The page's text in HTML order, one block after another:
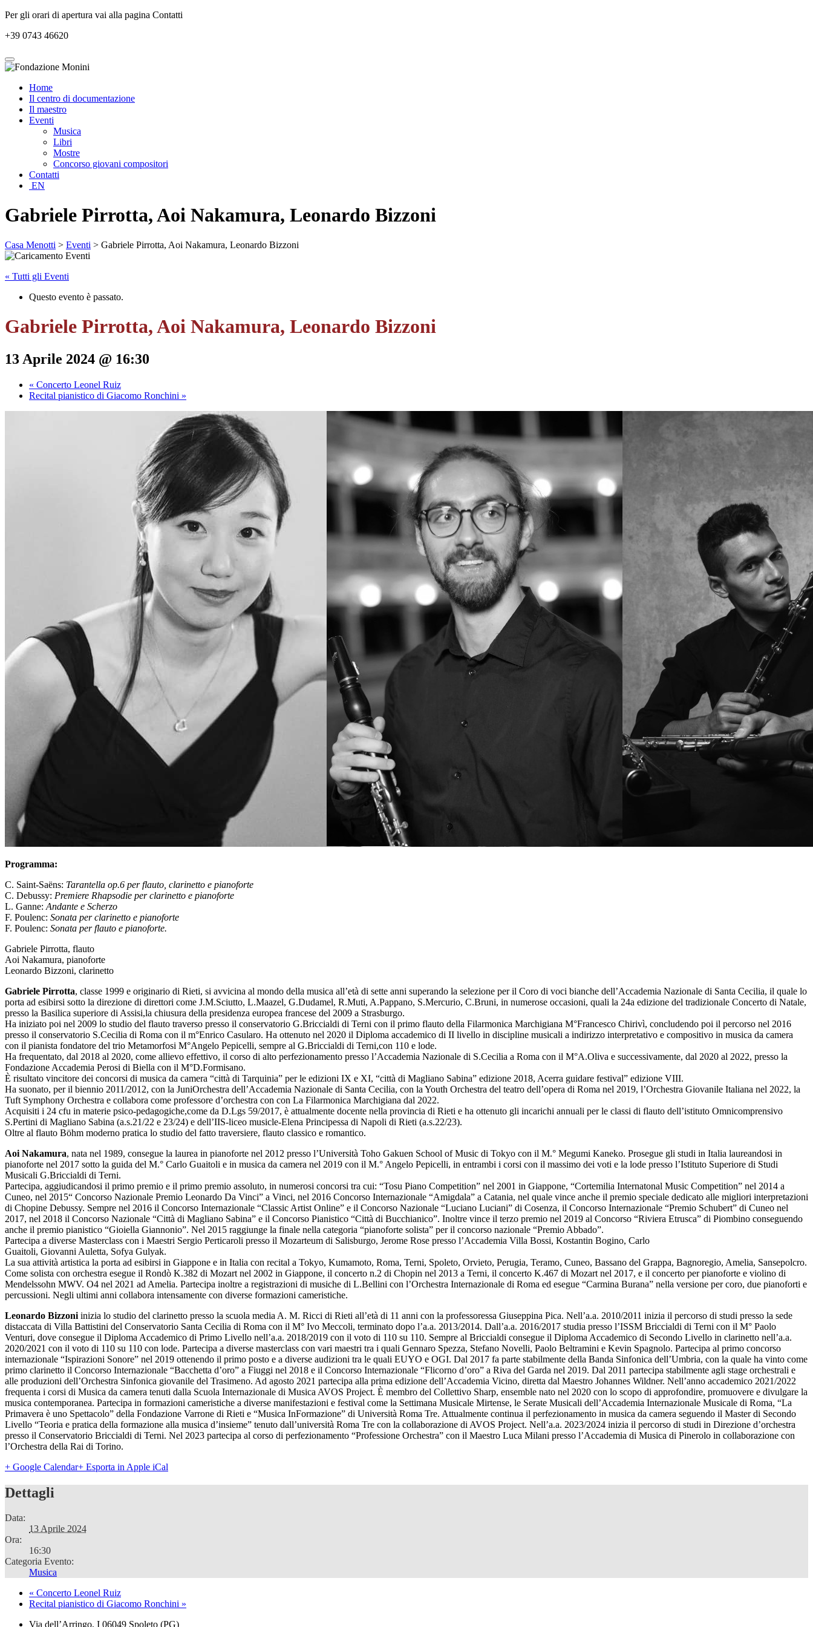
Per gli orari di apertura vai alla pagina Contatti
+39 0743 46620
Home
Il centro di documentazione
Il maestro
Eventi
Musica
Libri
Mostre
Concorso giovani compositori
Contatti
EN
Gabriele Pirrotta, Aoi Nakamura, Leonardo Bizzoni
Casa Menotti > Eventi > Gabriele Pirrotta, Aoi Nakamura, Leonardo Bizzoni
« Tutti gli Eventi
Questo evento è passato.
Gabriele Pirrotta, Aoi Nakamura, Leonardo Bizzoni
13 Aprile 2024 @ 16:30
« Concerto Leonel Ruiz
Recital pianistico di Giacomo Ronchini »
Programma:
C. Saint-Saëns: Tarantella op.6 per flauto, clarinetto e pianoforte
C. Debussy: Premiere Rhapsodie per clarinetto e pianoforte
L. Ganne: Andante e Scherzo
F. Poulenc: Sonata per clarinetto e pianoforte
F. Poulenc: Sonata per flauto e pianoforte.
Gabriele Pirrotta, flauto
Aoi Nakamura, pianoforte
Leonardo Bizzoni, clarinetto
Gabriele Pirrotta, classe 1999 e originario di Rieti, si avvicina al mondo della musica all’età di sette anni superando la selezione per il Coro di voci bianche dell’Accademia Nazionale di Santa Cecilia, il quale lo
porta ad esibirsi sotto la direzione di direttori come J.M.Sciutto, L.Maazel, G.Dudamel, R.Muti, A.Pappano, S.Mercurio, C.Bruni, in numerose occasioni, quali la 24a edizione del tradizionale Concerto di Natale,
presso la Basilica superiore di Assisi,la chiusura della presidenza europea francese del 2009 a Strasburgo.
Ha iniziato poi nel 2009 lo studio del flauto traverso presso il conservatorio G.Briccialdi di Terni con il primo flauto della Filarmonica Marchigiana M°Francesco Chirivì, concludendo poi il percorso nel 2016
presso il conservatorio S.Cecilia di Roma con il m°Enrico Casularo. Ha ottenuto nel 2020 il Diploma accademico di II livello in discipline musicali a indirizzo interpretativo e compositivo in musica da camera
con il pianista fondatore del trio Metamorfosi M°Angelo Pepicelli, sempre al G.Briccialdi di Terni,con 110 e lode.
Ha frequentato, dal 2018 al 2020, come allievo effettivo, il corso di alto perfezionamento presso l’Accademia Nazionale di S.Cecilia a Roma con il M°A.Oliva e successivamente, dal 2020 al 2022, presso la
Fondazione Accademia Perosi di Biella con il M°D.Formisano.
È risultato vincitore dei concorsi di musica da camera “città di Tarquinia” per le edizioni IX e XI, “città di Magliano Sabina” edizione 2018, Acerra guidare festival” edizione VIII.
Ha suonato, per il biennio 2011/2012, con la JuniOrchestra dell’Accademia Nazionale di Santa Cecilia, con la Youth Orchestra del teatro dell’opera di Roma nel 2019, l’Orchestra Giovanile Italiana nel 2022, la
Tuft Symphony Orchestra e collabora come professore d’orchestra con con La Filarmonica Marchigiana dal 2022.
Acquisiti i 24 cfu in materie psico-pedagogiche,come da D.Lgs 59/2017, è attualmente docente nella provincia di Rieti e ha ottenuto gli incarichi annuali per le classi di flauto dell’istituto Omnicomprensivo
S.Pertini di Magliano Sabina (a.s.21/22 e 23/24) e dell’IIS-liceo musicle-Elena Principessa di Napoli di Rieti (a.s.22/23).
Oltre al flauto Böhm moderno pratica lo studio del fatto traversiere, flauto classico e romantico.
Aoi Nakamura, nata nel 1989, consegue la laurea in pianoforte nel 2012 presso l’Università Toho Gakuen School of Music di Tokyo con il M.° Megumi Kaneko. Prosegue gli studi in Italia laureandosi in
pianoforte nel 2017 sotto la guida del M.° Carlo Guaitoli e in musica da camera nel 2019 con il M.° Angelo Pepicelli, in entrambi i corsi con il massimo dei voti e la lode presso l’Istituto Superiore di Studi
Musicali G.Briccialdi di Terni.
Partecipa, aggiudicandosi il primo premio e il primo premio assoluto, in numerosi concorsi tra cui: “Tosu Piano Competition” nel 2001 in Giappone, “Cortemilia Internatonal Music Competition” nel 2014 a
Cuneo, nel 2015“ Concorso Nazionale Premio Leonardo Da Vinci” a Vinci, nel 2016 Concorso Internazionale “Amigdala” a Catania, nel quale vince anche il premio speciale dedicato alle migliori interpretazioni
di Chopine Debussy. Sempre nel 2016 il Concorso Internazionale “Classic Artist Online” e il Concorso Nazionale “Luciano Luciani” di Cosenza, il Concorso Internazionale “Premio Schubert” di Cuneo nel
2017, nel 2018 il Concorso Nazionale “Città di Magliano Sabina” e il Concorso Pianistico “Città di Bucchianico”. Inoltre vince il terzo premio nel 2019 al Concorso “Riviera Etrusca” di Piombino conseguendo
anche il premio pianistico “Gioiella Giannonio”. Nel 2015 raggiunge la finale nella categoria “pianoforte solista” per il concorso nazionale “Premio Abbado”.
Partecipa a diverse Masterclass con i Maestri Sergio Perticaroli presso il Mozarteum di Salisburgo, Jerome Rose presso l’Accademia Villa Bossi, Kostantin Bogino, Carlo
Guaitoli, Giovanni Auletta, Sofya Gulyak.
La sua attività artistica la porta ad esibirsi in Giappone e in Italia con recital a Tokyo, Kumamoto, Roma, Terni, Spoleto, Orvieto, Perugia, Teramo, Cuneo, Bassano del Grappa, Bagnoregio, Amelia, Sansepolcro.
Come solista con orchestra esegue il Rondò K.382 di Mozart nel 2002 in Giappone, il concerto n.2 di Chopin nel 2013 a Terni, il concerto K.467 di Mozart nel 2017, e il concerto per pianoforte e violino di
Mendelssohn MWV. O4 nel 2021 ad Amelia. Partecipa inoltre a registrazioni di musiche di L.Bellini con l’Orchestra Internazionale di Roma ed esegue “Carmina Burana” nella versione per coro, due pianoforti e
percussioni. Negli ultimi anni collabora intensamente con diverse formazioni cameristiche.
Leonardo Bizzoni inizia lo studio del clarinetto presso la scuola media A. M. Ricci di Rieti all’età di 11 anni con la professoressa Giuseppina Pica. Nell’a.a. 2010/2011 inizia il percorso di studi presso la sede
distaccata di Villa Battistini del Conservatorio Santa Cecilia di Roma con il M° Ivo Meccoli, terminato dopo l’a.a. 2013/2014. Dall’a.a. 2016/2017 studia presso l’ISSM Briccialdi di Terni con il M° Paolo
Venturi, dove consegue il Diploma Accademico di Primo Livello nell’a.a. 2018/2019 con il voto di 110 su 110. Sempre al Briccialdi consegue il Diploma Accademico di Secondo Livello in clarinetto nell’a.a.
2020/2021 con il voto di 110 su 110 con lode. Partecipa a diverse masterclass con vari maestri tra i quali Gennaro Spezza, Stefano Novelli, Paolo Beltramini e Kevin Spagnolo. Partecipa al primo concorso
internazionale “Ispirazioni Sonore” nel 2019 ottenendo il primo posto e a diverse audizioni tra le quali EUYO e OGI. Dal 2017 fa parte stabilmente della Banda Sinfonica dell’Umbria, con la quale ha vinto come
primo clarinetto il Concorso Internazionale “Bacchetta d’oro” a Fiuggi nel 2018 e il Concorso Internazionale “Flicorno d’oro” a Riva del Garda nel 2019. Dal 2011 partecipa stabilmente agli stage orchestrali e
alle produzioni dell’Orchestra Sinfonica giovanile del Trasimeno. Ad agosto 2021 partecipa alla prima edizione dell’Accademia Vicino, diretta dal Maestro Johannes Wildner. Nell’anno accademico 2021/2022
frequenta i corsi di Musica da camera tenuti dalla Scuola Internazionale di Musica AVOS Project. È membro del Collettivo Sharp, ensemble nato nel 2020 con lo scopo di approfondire, promuovere e divulgare la
musica contemporanea. Partecipa in formazioni cameristiche a diverse manifestazioni e festival come la Settimana Musicale Mirtense, le Serate Musicali dell’Accademia Internazionale Musicale di Roma, “La
Primavera è uno Spettacolo” della Fondazione Varrone di Rieti e “Musica InFormazione” di Università Roma Tre. Attualmente continua il perfezionamento in musica da camera seguendo il Master di Secondo
Livello “Teoria e pratica della formazione alla musica d’insieme” tenuto dall’università Roma Tre con la collaborazione di AVOS Project. Nell’a.a. 2023/2024 inizia il percorso di studi in Direzione d’orchestra
presso il Conservatorio Briccialdi di Terni. Nel 2023 partecipa al corso di perfezionamento “Professione Orchestra” con il Maestro Luca Milani presso l’Accademia di Musica di Pinerolo in collaborazione con
l’Orchestra della Rai di Torino.
+ Google Calendar+ Esporta in Apple iCal
Dettagli
Data:
13 Aprile 2024
Ora:
16:30
Categoria Evento:
Musica
« Concerto Leonel Ruiz
Recital pianistico di Giacomo Ronchini »
Via dell’Arringo, I 06049 Spoleto (PG)